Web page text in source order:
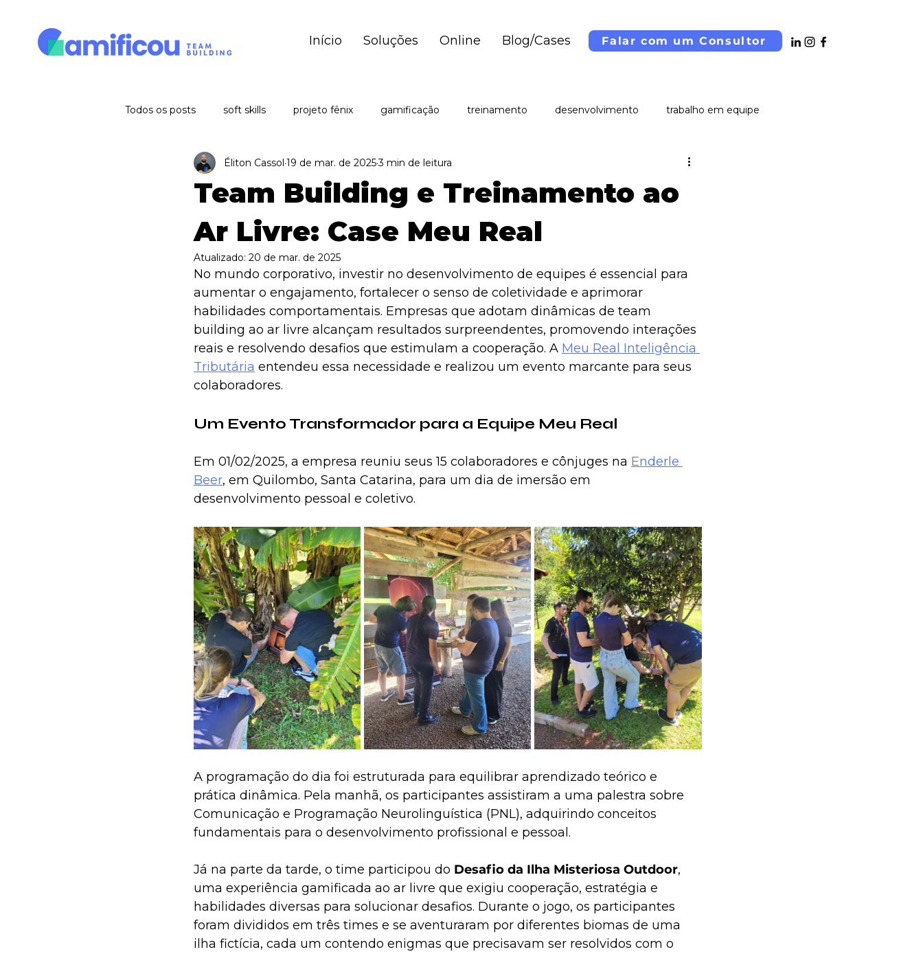
Início Soluções Online Blog/Cases Falar com um Consultor
Todos os posts soft skills projeto fênix gamificação treinamento desenvolvimento trabalho em equipe
comunicação gestão de recursos organização team building
Team Building e Treinamento ao
Ar Livre: Case Meu Real
Éliton Cassol 19 de mar. de 20253 min de leitura
Atualizado: 20 de mar. de 2025
No mundo corporativo, investir no desenvolvimento de equipes é essencial para
aumentar o engajamento, fortalecer o senso de coletividade e aprimorar
habilidades comportamentais. Empresas que adotam dinâmicas de team
building ao ar livre alcançam resultados surpreendentes, promovendo interações
reais e resolvendo desafios que estimulam a cooperação. A Meu Real Inteligência
Tributária entendeu essa necessidade e realizou um evento marcante para seus
colaboradores.
Um Evento Transformador para a Equipe Meu Real
Em 01/02/2025, a empresa reuniu seus 15 colaboradores e cônjuges na Enderle
Beer, em Quilombo, Santa Catarina, para um dia de imersão em
desenvolvimento pessoal e coletivo.
A programação do dia foi estruturada para equilibrar aprendizado teórico e
prática dinâmica. Pela manhã, os participantes assistiram a uma palestra sobre
Comunicação e Programação Neurolinguística (PNL), adquirindo conceitos
fundamentais para o desenvolvimento profissional e pessoal.
Já na parte da tarde, o time participou do Desafio da Ilha Misteriosa Outdoor,
uma experiência gamificada ao ar livre que exigiu cooperação, estratégia e
habilidades diversas para solucionar desafios. Durante o jogo, os participantes
foram divididos em três times e se aventuraram por diferentes biomas de uma
ilha fictícia, cada um contendo enigmas que precisavam ser resolvidos com o